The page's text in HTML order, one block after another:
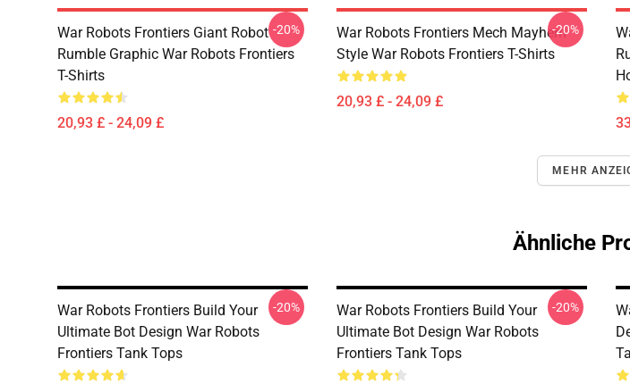
War Robots Frontiers Giant Robot
Rumble Graphic War Robots Frontiers
T-Shirts
20,93 £ - 24,09 £
-20%
War Robots Frontiers Mech Mayhem
Style War Robots Frontiers T-Shirts
20,93 £ - 24,09 £
-20%
MEHR
Ähnliche
War Robots Frontiers Build Your
Ultimate Bot Design War Robots
Frontiers Tank Tops
-20%
War Robots Frontiers Build Your
Ultimate Bot Design War Robots
Frontiers Tank Tops
-20%